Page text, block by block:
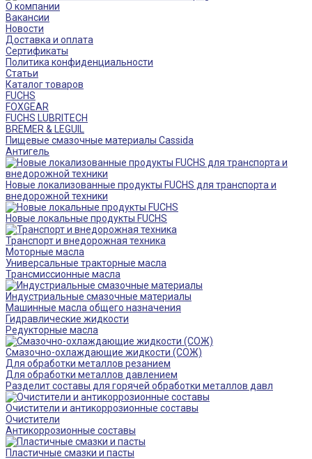
О компании
Вакансии
Новости
Доставка и оплата
Сертификаты
Политика конфиденциальности
Статьи
Каталог товаров
FUCHS
FOXGEAR
FUCHS LUBRITECH
BREMER & LEGUIL
Пищевые смазочные материалы Cassida
Антигель
Новые локализованные продукты FUCHS для транспорта и
внедорожной техники
Новые локальные продукты FUCHS
Транспорт и внедорожная техника
Моторные масла
Универсальные тракторные масла
Трансмиссионные масла
Индустриальные смазочные материалы
Машинные масла общего назначения
Гидравлические жидкости
Редукторные масла
Смазочно-охлаждающие жидкости (СОЖ)
Для обработки металлов резанием
Для обработки металлов давлением
Разделит составы для горячей обработки металлов давл
Очистители и антикоррозионные составы
Очистители
Антикоррозионные составы
Пластичные смазки и пасты